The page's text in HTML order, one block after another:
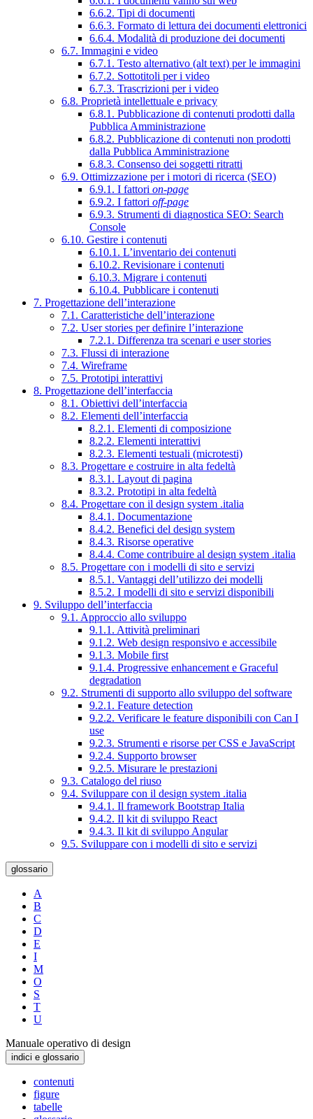
6.6.2. Tipi di documenti
6.6.3. Formato di lettura dei documenti elettronici
6.6.4. Modalità di produzione dei documenti
6.7. Immagini e video
6.7.1. Testo alternativo (alt text) per le immagini
6.7.2. Sottotitoli per i video
6.7.3. Trascrizioni per i video
6.8. Proprietà intellettuale e privacy
6.8.1. Pubblicazione di contenuti prodotti dalla
Pubblica Amministrazione
6.8.2. Pubblicazione di contenuti non prodotti
dalla Pubblica Amministrazione
6.8.3. Consenso dei soggetti ritratti
6.9. Ottimizzazione per i motori di ricerca (SEO)
6.9.1. I fattori on-page
6.9.2. I fattori off-page
6.9.3. Strumenti di diagnostica SEO: Search
Console
6.10. Gestire i contenuti
6.10.1. L’inventario dei contenuti
6.10.2. Revisionare i contenuti
6.10.3. Migrare i contenuti
6.10.4. Pubblicare i contenuti
7. Progettazione dell’interazione
7.1. Caratteristiche dell’interazione
7.2. User stories per definire l’interazione
7.2.1. Differenza tra scenari e user stories
7.3. Flussi di interazione
7.4. Wireframe
7.5. Prototipi interattivi
8. Progettazione dell’interfaccia
8.1. Obiettivi dell’interfaccia
8.2. Elementi dell’interfaccia
8.2.1. Elementi di composizione
8.2.2. Elementi interattivi
8.2.3. Elementi testuali (microtesti)
8.3. Progettare e costruire in alta fedeltà
8.3.1. Layout di pagina
8.3.2. Prototipi in alta fedeltà
8.4. Progettare con il design system .italia
8.4.1. Documentazione
8.4.2. Benefici del design system
8.4.3. Risorse operative
8.4.4. Come contribuire al design system .italia
8.5. Progettare con i modelli di sito e servizi
8.5.1. Vantaggi dell’utilizzo dei modelli
8.5.2. I modelli di sito e servizi disponibili
9. Sviluppo dell’interfaccia
9.1. Approccio allo sviluppo
9.1.1. Attività preliminari
9.1.2. Web design responsivo e accessibile
9.1.3. Mobile first
9.1.4. Progressive enhancement e Graceful
degradation
9.2. Strumenti di supporto allo sviluppo del software
9.2.1. Feature detection
9.2.2. Verificare le feature disponibili con Can I
use
9.2.3. Strumenti e risorse per CSS e JavaScript
9.2.4. Supporto browser
9.2.5. Misurare le prestazioni
9.3. Catalogo del riuso
9.4. Sviluppare con il design system .italia
9.4.1. Il framework Bootstrap Italia
9.4.2. Il kit di sviluppo React
9.4.3. Il kit di sviluppo Angular
9.5. Sviluppare con i modelli di sito e servizi
glossario
A
B
C
D
E
I
M
O
S
T
U
Manuale operativo di design
indici e glossario
contenuti
figure
tabelle